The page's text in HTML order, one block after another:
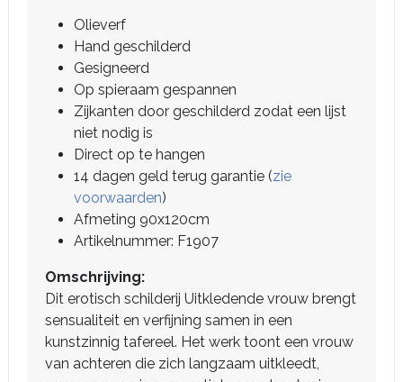
Olieverf
Hand geschilderd
Gesigneerd
Op spieraam gespannen
Zijkanten door geschilderd zodat een lijst
niet nodig is
Direct op te hangen
14 dagen geld terug garantie (zie
voorwaarden)
Afmeting 90x120cm
Artikelnummer: F1907
Omschrijving:
Dit erotisch schilderij Uitkledende vrouw brengt
sensualiteit en verfijning samen in een
kunstzinnig tafereel. Het werk toont een vrouw
van achteren die zich langzaam uitkleedt,